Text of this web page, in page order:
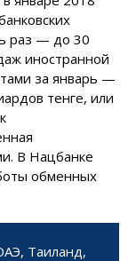
раз — до 30
иностранной
за январь —
тенге, или
В Нацбанке
обменных
Таиланд,